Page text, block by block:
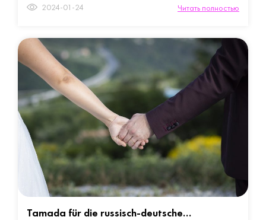
2024-01-24 Читать полностью
Tamada für die russisch-deutsche…